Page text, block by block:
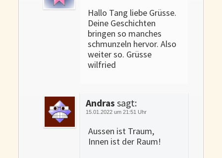
Hallo Tang liebe Grüsse.
Deine Geschichten
bringen so manches
schmunzeln hervor. Also
weiter so. Grüsse
wilfried
Andras sagt:
15.01.2022 um 21:51 Uhr
Aussen ist Traum,
Innen ist der Raum!